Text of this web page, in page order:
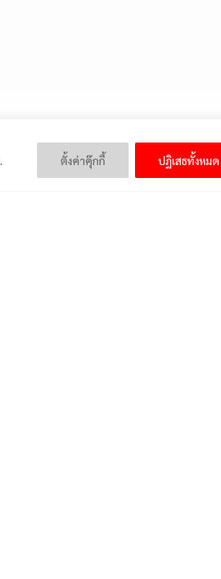
ตั้งค่าคุ๊กกี้ ปฏิเสธทั้งหมด